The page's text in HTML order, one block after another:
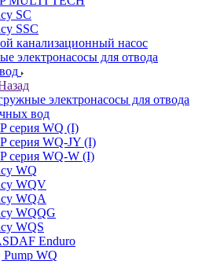
SC
SSC
канализационный насос
электронасосы для отвода
электронасосы для отвода
вод
серия WQ (I)
серия WQ-JY (I)
серия WQ-W (I)
WQ
WQV
WQA
WQQG
WQS
Enduro
WQ